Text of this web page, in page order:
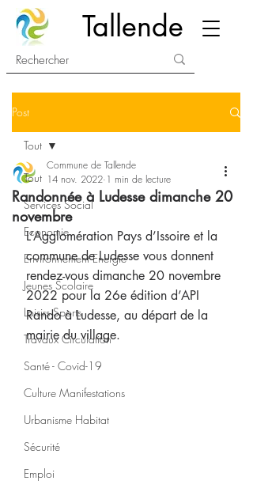
Tallende
Post
Tout
Services Social
Economie
Environnement Energie
Jeunes Scolaire
Loisirs Sports
Travaux Circulation
Santé - Covid-19
Culture Manifestations
Urbanisme Habitat
Sécurité
Emploi
Tout
Randonnée à Ludesse dimanche 20
novembre
Commune de Tallende
14 nov. 2022 1 min de lecture
L’Agglomération Pays d’Issoire et la
commune de Ludesse vous donnent
rendez-vous dimanche 20 novembre
2022 pour la 26e édition d’API
Rando à Ludesse, au départ de la
mairie du village.